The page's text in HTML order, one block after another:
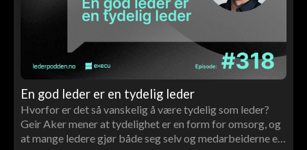
En god leder er en tydelig leder
Hvorfor er det så vanskelig å være tydelig som leder?
Geir Aker mener at tydelighet er en form for omsorg, og
at mange ledere gjør både seg selv og medarbeiderne en